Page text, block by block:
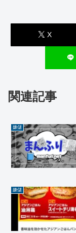
X
関連記事
嫌儲
嫌儲